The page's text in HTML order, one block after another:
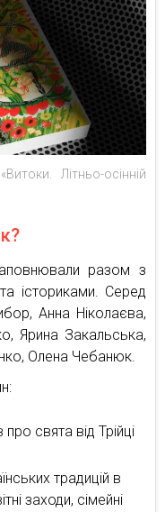
Літньо-осінній
разом з
істориками. Серед
Анна Ніколаєва,
Ярина Закальська,
Олена Чебанюк.
про свята від Трійці
традицій в
заходи, сімейні